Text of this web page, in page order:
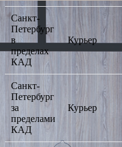
Санкт-
Петербург
в
пределах
КАД
Курьер
Санкт-
Петербург
за
пределами
КАД
Курьер